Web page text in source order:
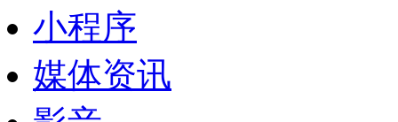
小程序
媒体资讯